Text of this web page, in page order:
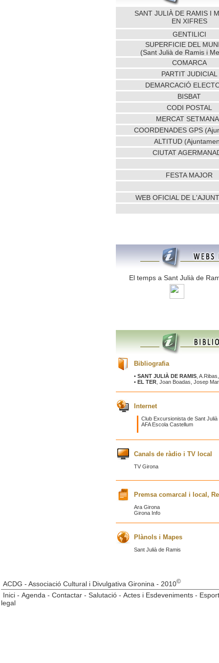
SANT JULIÀ DE RAMIS I
EN XIFRES
GENTILICI
SUPERFICIE DEL
(Sant Julià de Ramis i
COMARCA
PARTIT JUDICIAL
DEMARCACIÓ
BISBAT
CODI POSTAL
MERCAT
COORDENADES GPS
ALTITUD
CIUTAT
FESTA MAJOR
WEB OFICIAL DE
El temps a Sant Julià de
Bibliografia
• SANT JULIÀ DE RAMIS ,
• EL TER , Joan Boadas, Josep
Internet
Club Excursionista de Sant Julià
AFA Escola Castellum
Canals de ràdio i TV local
TV Girona
Premsa comarcal i local,
Ara Girona
Girona Info
Plànols i Mapes
Sant Julià de Ramis
ACDG - Associació Cultural i Divulgativa Gironina - 2010©
Inici - Agenda - Contactar - Salutació - Actes i Esdeveniments -
legal